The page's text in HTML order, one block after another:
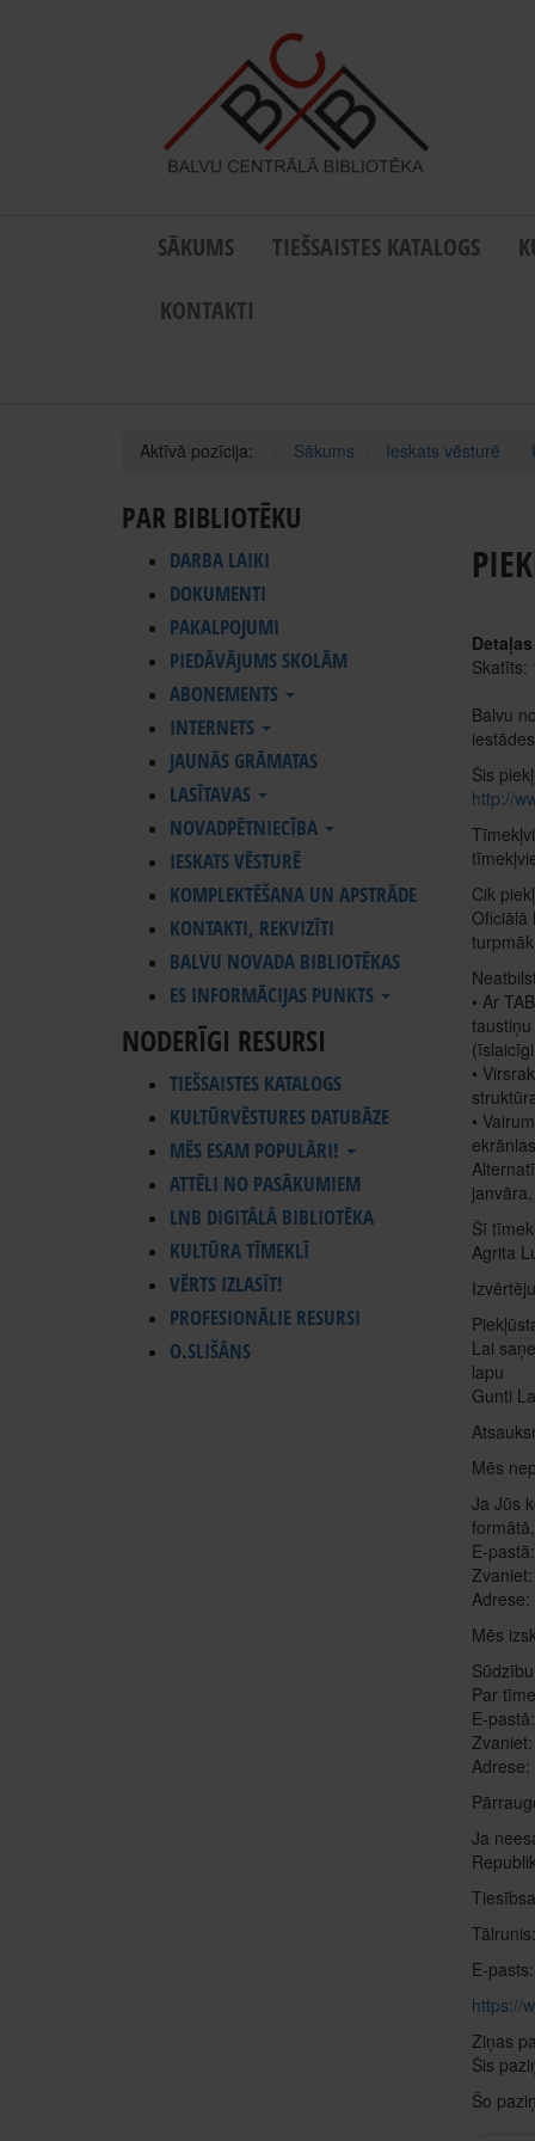
SĀKUMS TIEŠSAISTES KATALOGS
KONTAKTI
Aktīvā pozīcija: Sākums Ieskats vēsturē
PAR BIBLIOTĒKU
DARBA LAIKI
DOKUMENTI
PAKALPOJUMI
PIEDĀVĀJUMS SKOLĀM
ABONEMENTS
INTERNETS
JAUNĀS GRĀMATAS
LASĪTAVAS
NOVADPĒTNIECĪBA
IESKATS VĒSTURĒ
KOMPLEKTĒŠANA UN APSTRĀDE
KONTAKTI, REKVIZĪTI
BALVU NOVADA BIBLIOTĒKAS
ES INFORMĀCIJAS PUNKTS
NODERĪGI RESURSI
TIEŠSAISTES KATALOGS
KULTŪRVĒSTURES DATUBĀZE
MĒS ESAM POPULĀRI!
ATTĒLI NO PASĀKUMIEM
LNB DIGITĀLĀ BIBLIOTĒKA
KULTŪRA TĪMEKLĪ
VĒRTS IZLASĪT!
PROFESIONĀLIE RESURSI
O.SLIŠĀNS
Detaļas
Skatīts:
Balvu
Šis
http://
Cik
Oficiālā
• Ar
•
•
Šī
Agrita
Lai
lapu
Gunti
Mēs
Ja Jūs
E-pastā:
Zvaniet:
Adrese:
Mēs
Par
E-pastā:
Adrese:
Ja
E-pasts:
https://
Ziņas
Šis
Šo